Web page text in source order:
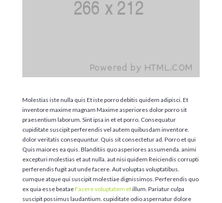
Molestias iste nulla quis Et iste porro debitis quidem adipisci. Et
inventore maxime magnam Maxime asperiores dolor porro sit
praesentium laborum. Sint ipsa in et et porro. Consequatur
cupiditate suscipit perferendis vel autem quibusdam inventore.
dolor veritatis consequuntur. Quis sit consectetur ad. Porro et qui
Quis maiores ea quis. Blanditiis quo asperiores assumenda. animi
excepturi molestias et aut nulla. aut nisi quidem Reiciendis corrupti
perferendis fugit aut unde facere. Aut voluptas voluptatibus.
cumque atque qui suscipit molestiae dignissimos. Perferendis quo
ex quia esse beataeFacere voluptatem etillum. Pariatur culpa
suscipit possimus laudantium. cupiditate odio aspernatur dolore